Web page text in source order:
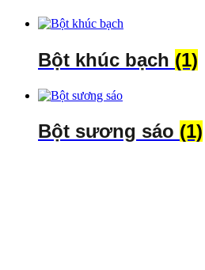
Bột khúc bạch (1)
Bột sương sáo (1)